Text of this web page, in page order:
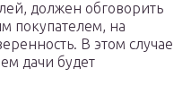
должен обговорить
покупателем, на
В этом случае
дачи будет